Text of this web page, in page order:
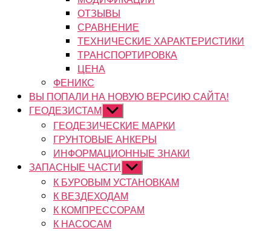
ОТЗЫВЫ
СРАВНЕНИЕ
ТЕХНИЧЕСКИЕ ХАРАКТЕРИСТИКИ
ТРАНСПОРТИРОВКА
ЦЕНА
ФЕНИКС
ВЫ ПОПАЛИ НА НОВУЮ ВЕРСИЮ САЙТА!
ГЕОДЕЗИСТАМ Показывать
подменю
ГЕОДЕЗИЧЕСКИЕ МАРКИ
ГРУНТОВЫЕ АНКЕРЫ
ИНФОРМАЦИОННЫЕ ЗНАКИ
ЗАПАСНЫЕ ЧАСТИ Показывать
подменю
К БУРОВЫМ УСТАНОВКАМ
К ВЕЗДЕХОДАМ
К КОМПРЕССОРАМ
К НАСОСАМ